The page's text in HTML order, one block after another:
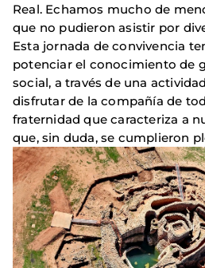
Real. Echamos mucho de
que no pudieron asistir por
Esta jornada de convivencia
potenciar el conocimiento de
social, a través de una
disfrutar de la compañía de
fraternidad que caracteriza a
que, sin duda, se cumplieron